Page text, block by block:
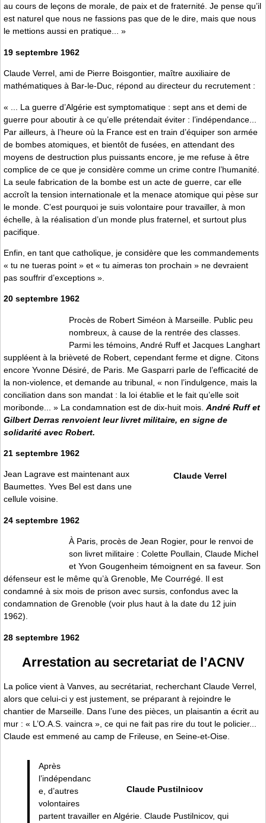
au cours de leçons de morale, de paix et de fraternité. Je pense qu’il
est naturel que nous ne fassions pas que de le dire, mais que nous
le mettions aussi en pratique... »
19 septembre 1962
Claude Verrel, ami de Pierre Boisgontier, maître auxiliaire de
mathématiques à Bar-le-Duc, répond au directeur du recrutement :
« ... La guerre d’Algérie est symptomatique : sept ans et demi de
guerre pour aboutir à ce qu’elle prétendait éviter : l’indépendance...
Par ailleurs, à l’heure où la France est en train d’équiper son armée
de bombes atomiques, et bientôt de fusées, en attendant des
moyens de destruction plus puissants encore, je me refuse à être
complice de ce que je considère comme un crime contre l’humanité.
La seule fabrication de la bombe est un acte de guerre, car elle
accroît la tension internationale et la menace atomique qui pèse sur
le monde. C’est pourquoi je suis volontaire pour travailler, à mon
échelle, à la réalisation d’un monde plus fraternel, et surtout plus
pacifique.
Enfin, en tant que catholique, je considère que les commandements
« tu ne tueras point » et « tu aimeras ton prochain » ne devraient
pas souffrir d’exceptions ».
20 septembre 1962
Procès de Robert Siméon à Marseille. Public peu
nombreux, à cause de la rentrée des classes.
Parmi les témoins, André Ruff et Jacques Langhart
suppléent à la brièveté de Robert, cependant ferme et digne. Citons
encore Yvonne Désiré, de Paris. Me Gasparri parle de l’efficacité de
la non-violence, et demande au tribunal, « non l’indulgence, mais la
conciliation dans son mandat : la loi établie et le fait qu’elle soit
moribonde... » La condamnation est de dix-huit mois. André Ruff et
Gilbert Derras renvoient leur livret militaire, en signe de
solidarité avec Robert.
Claude Verrel
21 septembre 1962
Jean Lagrave est maintenant aux
Baumettes. Yves Bel est dans une
cellule voisine.
24 septembre 1962
À Paris, procès de Jean Rogier, pour le renvoi de
son livret militaire : Colette Poullain, Claude Michel
et Yvon Gougenheim témoignent en sa faveur. Son
défenseur est le même qu’à Grenoble, Me Courrégé. Il est
condamné à six mois de prison avec sursis, confondus avec la
condamnation de Grenoble (voir plus haut à la date du 12 juin
1962).
28 septembre 1962
Arrestation au secretariat de l’ACNV
La police vient à Vanves, au secrétariat, recherchant Claude Verrel,
alors que celui-ci y est justement, se préparant à rejoindre le
chantier de Marseille. Dans l’une des pièces, un plaisantin a écrit au
mur : « L’O.A.S. vaincra », ce qui ne fait pas rire du tout le policier...
Claude est emmené au camp de Frileuse, en Seine-et-Oise.
Claude Pustilnicov
Après
l’indépendanc
e, d’autres
volontaires
partent travailler en Algérie. Claude Pustilnicov, qui